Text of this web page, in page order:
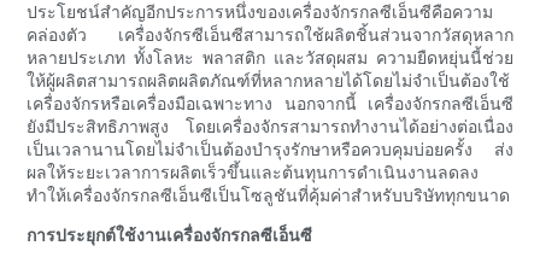
ประโยชน์สำคัญอีกประการหนึ่งของเครื่องจักรกลซีเอ็นซีคือความ
คล่องตัว เครื่องจักรซีเอ็นซีสามารถใช้ผลิตชิ้นส่วนจากวัสดุหลาก
หลายประเภท ทั้งโลหะ พลาสติก และวัสดุผสม ความยืดหยุ่นนี้ช่วย
ให้ผู้ผลิตสามารถผลิตผลิตภัณฑ์ที่หลากหลายได้โดยไม่จำเป็นต้องใช้
เครื่องจักรหรือเครื่องมือเฉพาะทาง นอกจากนี้ เครื่องจักรกลซีเอ็นซี
ยังมีประสิทธิภาพสูง โดยเครื่องจักรสามารถทำงานได้อย่างต่อเนื่อง
เป็นเวลานานโดยไม่จำเป็นต้องบำรุงรักษาหรือควบคุมบ่อยครั้ง ส่ง
ผลให้ระยะเวลาการผลิตเร็วขึ้นและต้นทุนการดำเนินงานลดลง
ทำให้เครื่องจักรกลซีเอ็นซีเป็นโซลูชันที่คุ้มค่าสำหรับบริษัททุกขนาด
การประยุกต์ใช้งานเครื่องจักรกลซีเอ็นซี